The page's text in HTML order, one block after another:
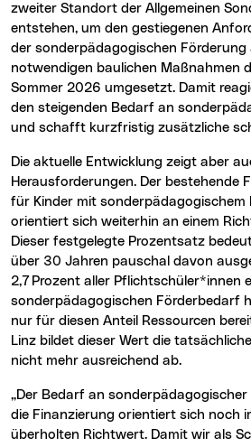
zweiter Standort der Allgemeinen
entstehen, um den gestiegenen
der sonderpädagogischen Förderung
notwendigen baulichen Maßnahmen
Sommer 2026 umgesetzt. Damit
den steigenden Bedarf an
und schafft kurzfristig zusätzliche
Die aktuelle Entwicklung zeigt aber auch strukturelle
Herausforderungen. Der bestehende
für Kinder mit sonderpädagogischem
orientiert sich weiterhin an einem
Dieser festgelegte Prozentsatz
über 30 Jahren pauschal davon
2,7 Prozent aller Pflichtschüler*innen
sonderpädagogischen Förderbedarf
nur für diesen Anteil Ressourcen
Linz bildet dieser Wert die
nicht mehr ausreichend ab.
„Der Bedarf an sonderpädagogischer Förderung steigt, aber
die Finanzierung orientiert sich noch
überholten Richtwert. Damit wir als